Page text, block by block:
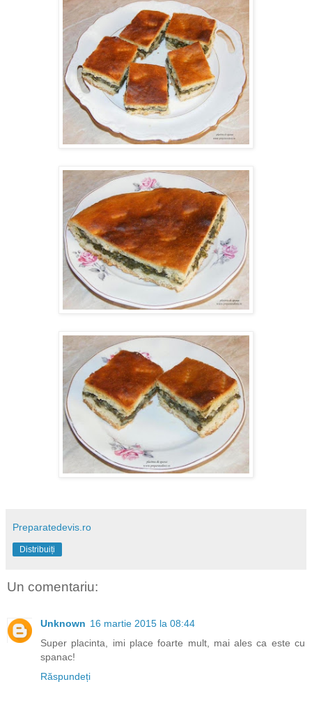
Preparatedevis.ro
Distribuiți
Un comentariu:
Unknown 16 martie 2015 la 08:44
Super placinta, imi place foarte mult, mai ales ca este cu
spanac!
Răspundeți